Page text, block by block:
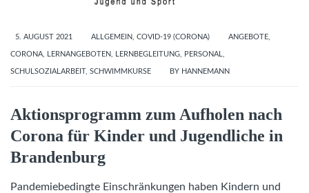
5. AUGUST 2021 ALLGEMEIN COVID-19 (CORONA) ANGEBOTE
CORONA LERNANGEBOTEN LERNBEGLEITUNG PERSONAL
SCHULSOZIALARBEIT, SCHWIMMKURSE BY HANNEMANN
Aktionsprogramm zum Aufholen nach
Corona für Kinder und Jugendliche in
Brandenburg
Pandemiebedingte Einschränkungen haben Kindern und